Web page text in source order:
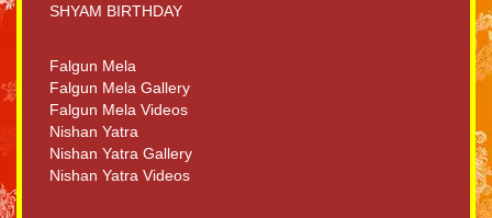
SHYAM BIRTHDAY
Falgun Mela
Falgun Mela Gallery
Falgun Mela Videos
Nishan Yatra
Nishan Yatra Gallery
Nishan Yatra Videos